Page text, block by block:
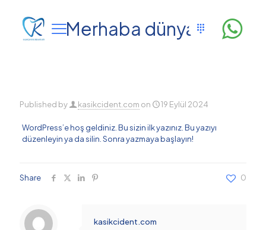
Merhaba dünya!
Published by kasikcident.com on 19 Eylül 2024
WordPress’e hoş geldiniz. Bu sizin ilk yazınız. Bu yazıyı
düzenleyin ya da silin. Sonra yazmaya başlayın!
Share 0
kasikcident.com